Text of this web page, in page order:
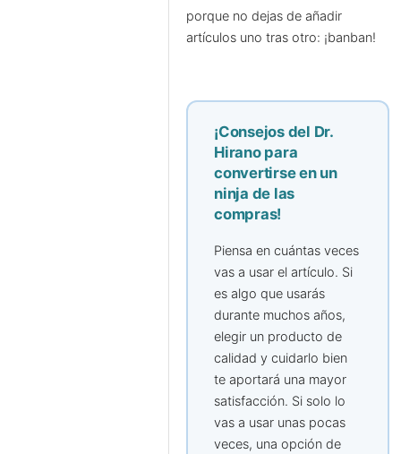
porque no dejas de añadir
artículos uno tras otro: ¡banban!
¡Consejos del Dr.
Hirano para
convertirse en un
ninja de las
compras!
Piensa en cuántas veces
vas a usar el artículo. Si
es algo que usarás
durante muchos años,
elegir un producto de
calidad y cuidarlo bien
te aportará una mayor
satisfacción. Si solo lo
vas a usar unas pocas
veces, una opción de